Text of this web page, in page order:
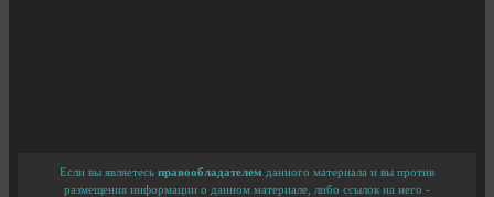
Если вы являетесь правообладателем данного материала и вы против
размещения информации о данном материале, либо ссылок на него -